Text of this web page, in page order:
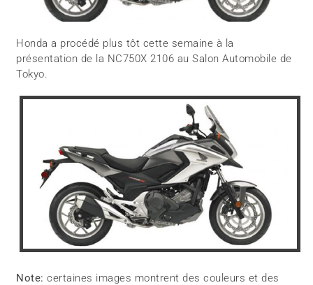
Honda a procédé plus tôt cette semaine à la
présentation de la NC750X 2106 au Salon Automobile de
Tokyo.
Note:certaines images montrent des couleurs et des